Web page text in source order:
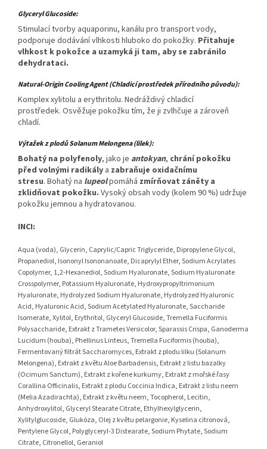
Glyceryl Glucoside:
Stimulací tvorby aquaporinu, kanálu pro transport vody,
podporuje dodávání vlhkosti hluboko do pokožky. Přitahuje
vlhkost k pokožce a uzamyká ji tam, aby se zabránilo
dehydrataci.
Natural-Origin CoolingAgent(Chladicí prostředek přírodního původu):
Komplex xylitolu a erythritolu. Nedráždivý chladicí
prostředek. Osvěžuje pokožku tím, že ji zvlhčuje a zároveň
chladí.
Výtažek z plodů Solanum Melongena (lilek):
Bohatý na polyfenoly, jako je antokyan, chrání pokožku
před volnými radikály a zabraňuje oxidačnímu
stresu. Bohatý na lupeolpomáhá zmírňovat záněty a
zklidňovat pokožku. Vysoký obsah vody (kolem 90 %) udržuje
pokožku jemnou a hydratovanou.
INCI:
Aqua (voda), Glycerin, Caprylic/Capric Triglyceride, Dipropylene Glycol,
Propanediol, Isononyl Isononanoate, Dicaprylyl Ether, Sodium Acrylates
Copolymer, 1,2-Hexanediol, Sodium Hyaluronate, Sodium Hyaluronate
Crosspolymer, Potassium Hyaluronate, Hydroxypropyltrimonium
Hyaluronate, Hydrolyzed Sodium Hyaluronate, Hydrolyzed Hyaluronic
Acid, Hyaluronic Acid, Sodium Acetylated Hyaluronate, Saccharide
Isomerate, Xylitol, Erythritol, Glyceryl Glucoside, Tremella Fuciformis
Polysaccharide, Extrakt z Trametes Versicolor, Sparassis Crispa, Ganoderma
Lucidum (houba), Phellinus Linteus, Tremella Fuciformis (houba),
Fermentovaný filtrát Saccharomyces, Extrakt z plodu lilku (Solanum
Melongena), Extrakt z květu Aloe Barbadensis, Extrakt z listu bazalky
(Ocimum Sanctum), Extrakt z kořene kurkumy, Extrakt z mořské řasy
Corallina Officinalis, Extrakt z plodu Coccinia Indica, Extrakt z listu neem
(Melia Azadirachta), Extrakt z květu neem, Tocopherol, Lecitin,
Anhydroxylitol, Glyceryl Stearate Citrate, Ethylhexylglycerin,
Xylitylglucoside, Glukóza, Olej z květu pelargonie, Kyselina citronová,
Pentylene Glycol, Polyglyceryl-3 Distearate, Sodium Phytate, Sodium
Citrate, Citronellol, Geraniol